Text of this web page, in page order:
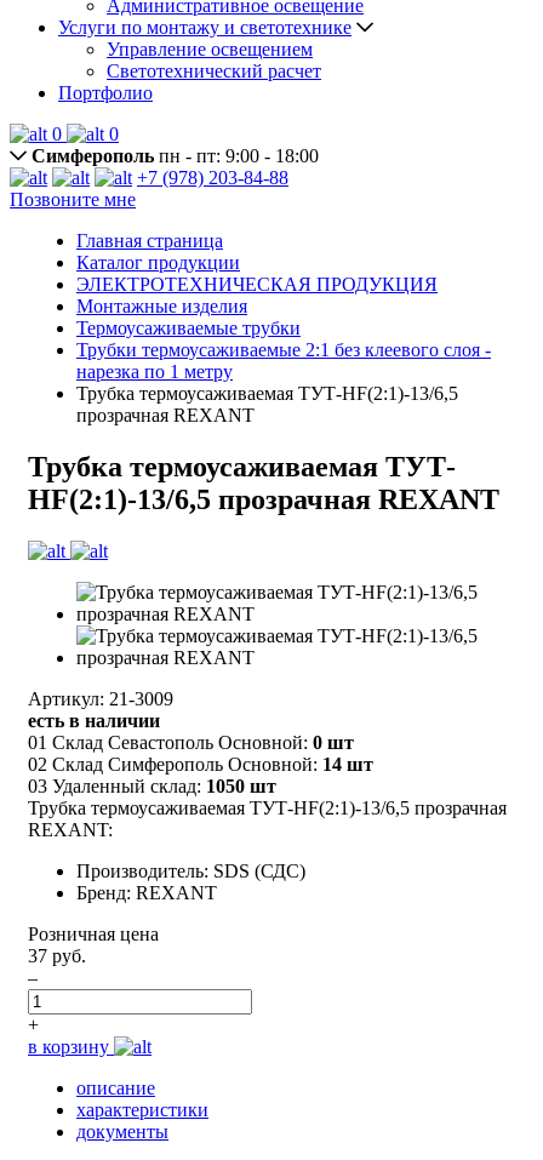
Административное освещение
Услуги по монтажу и светотехнике
Управление освещением
Светотехнический расчет
Портфолио
0
0
Симферополь пн - пт: 9:00 - 18:00
+7 (978) 203-84-88
Позвоните мне
Главная страница
Каталог продукции
ЭЛЕКТРОТЕХНИЧЕСКАЯ ПРОДУКЦИЯ
Монтажные изделия
Термоусаживаемые трубки
Трубки термоусаживаемые 2:1 без клеевого слоя -
нарезка по 1 метру
Трубка термоусаживаемая ТУТ-HF(2:1)-13/6,5
прозрачная REXANT
Трубка термоусаживаемая ТУТ-
HF(2:1)-13/6,5 прозрачная REXANT
Артикул: 21-3009
есть в наличии
01 Склад Севастополь Основной: 0 шт
02 Склад Симферополь Основной: 14 шт
03 Удаленный склад: 1050 шт
Трубка термоусаживаемая ТУТ-HF(2:1)-13/6,5 прозрачная
REXANT:
Производитель: SDS (СДС)
Бренд: REXANT
Розничная цена
37 руб.
–
+
в корзину
описание
характеристики
документы